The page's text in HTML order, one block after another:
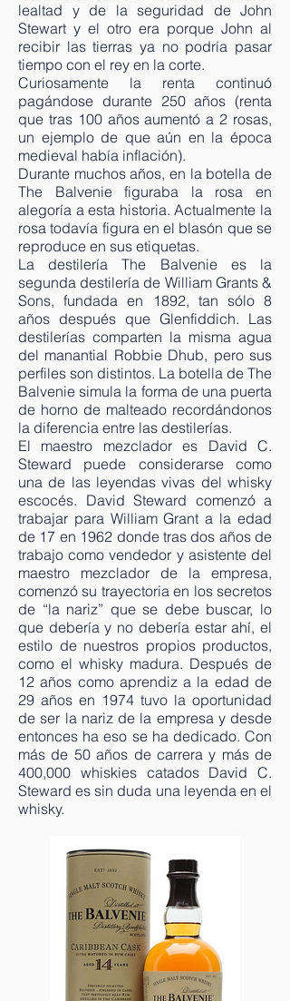
lealtad y de la seguridad de John
Stewart y el otro era porque John al
recibir las tierras ya no podría pasar
tiempo con el rey en la corte.
Curiosamente la renta continuó
pagándose durante 250 años (renta
que tras 100 años aumentó a 2 rosas,
un ejemplo de que aún en la época
medieval había inflación).
Durante muchos años, en la botella de
The Balvenie figuraba la rosa en
alegoría a esta historia. Actualmente la
rosa todavía figura en el blasón que se
reproduce en sus etiquetas.
La destilería The Balvenie es la
segunda destilería de William Grants &
Sons, fundada en 1892, tan sólo 8
años después que Glenfiddich. Las
destilerías comparten la misma agua
del manantial Robbie Dhub, pero sus
perfiles son distintos. La botella de The
Balvenie simula la forma de una puerta
de horno de malteado recordándonos
la diferencia entre las destilerías.
El maestro mezclador es David C.
Steward puede considerarse como
una de las leyendas vivas del whisky
escocés. David Steward comenzó a
trabajar para William Grant a la edad
de 17 en 1962 donde tras dos años de
trabajo como vendedor y asistente del
maestro mezclador de la empresa,
comenzó su trayectoria en los secretos
de “la nariz” que se debe buscar, lo
que debería y no debería estar ahí, el
estilo de nuestros propios productos,
como el whisky madura. Después de
12 años como aprendiz a la edad de
29 años en 1974 tuvo la oportunidad
de ser la nariz de la empresa y desde
entonces ha eso se ha dedicado. Con
más de 50 años de carrera y más de
400,000 whiskies catados David C.
Steward es sin duda una leyenda en el
whisky.